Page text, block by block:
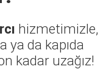
hizmetimizle,
ya da kapıda
kadar uzağız!